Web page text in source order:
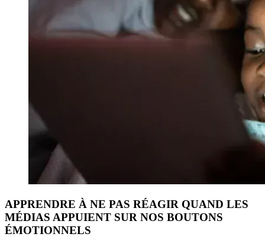
APPRENDRE À NE PAS RÉAGIR QUAND LES
MÉDIAS APPUIENT SUR NOS BOUTONS
ÉMOTIONNELS